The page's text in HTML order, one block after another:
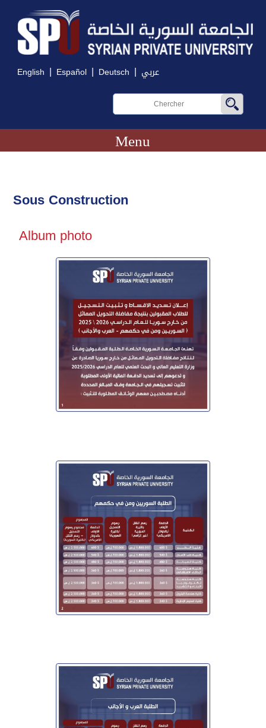
English | Español | Deutsch | عربي
Menu
Sous Construction
Album photo